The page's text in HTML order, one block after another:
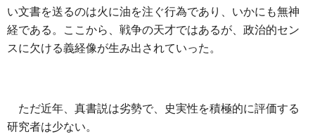
い文書を送るのは火に油を注ぐ行為であり、いかにも無神
経である。ここから、戦争の天才ではあるが、政治的セン
スに欠ける義経像が生み出されていった。
ただ近年、真書説は劣勢で、史実性を積極的に評価する
研究者は少ない。